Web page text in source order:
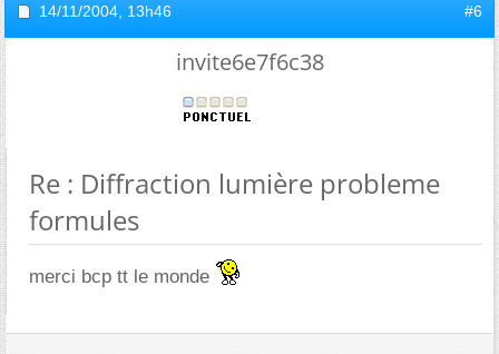
14/11/2004, 13h46 #6
invite6e7f6c38
Re : Diffraction lumière probleme
formules
merci bcp tt le monde